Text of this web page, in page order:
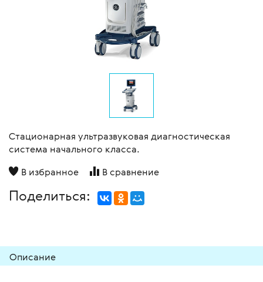
Стационарная ультразвуковая диагностическая
система начального класса.
В избранное
В сравнение
Поделиться:
Описание